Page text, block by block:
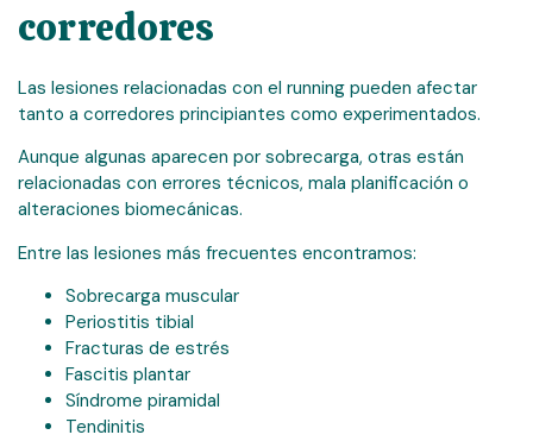
corredores
Las lesiones relacionadas con el running pueden afectar
tanto a corredores principiantes como experimentados.
Aunque algunas aparecen por sobrecarga, otras están
relacionadas con errores técnicos, mala planificación o
alteraciones biomecánicas.
Entre las lesiones más frecuentes encontramos:
Sobrecarga muscular
Periostitis tibial
Fracturas de estrés
Fascitis plantar
Síndrome piramidal
Tendinitis